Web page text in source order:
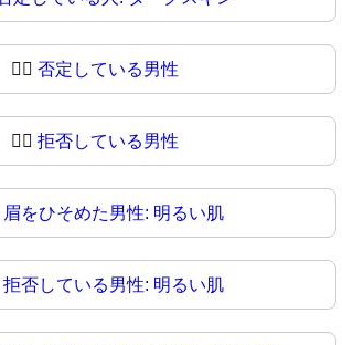
🙍‍♂️ 否定している男性
🙍‍♂ 拒否している男性
眉をひそめた男性: 明るい肌
拒否している男性: 明るい肌